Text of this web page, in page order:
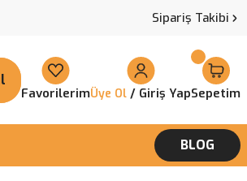
Sipariş Takibi
FavorilerimÜye Ol / Giriş YapSepetim
BLOG